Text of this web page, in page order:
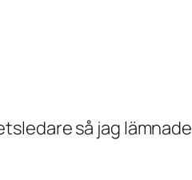
så jag lämnade